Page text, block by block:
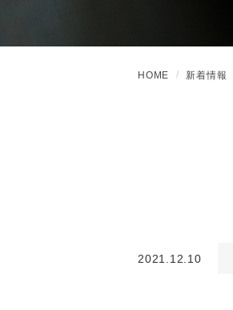
HOME 新着情報
2021.12.10